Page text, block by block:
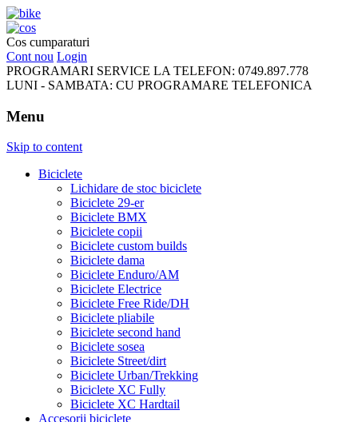
FreeRideBikes
Cos cumparaturi
Cont nou Login
PROGRAMARI SERVICE LA TELEFON: 0749.897.778
LUNI - SAMBATA: CU PROGRAMARE TELEFONICA
Menu
Skip to content
Biciclete
Lichidare de stoc biciclete
Biciclete 29-er
Biciclete BMX
Biciclete copii
Biciclete custom builds
Biciclete dama
Biciclete Enduro/AM
Biciclete Electrice
Biciclete Free Ride/DH
Biciclete pliabile
Biciclete second hand
Biciclete sosea
Biciclete Street/dirt
Biciclete Urban/Trekking
Biciclete XC Fully
Biciclete XC Hardtail
Accesorii biciclete